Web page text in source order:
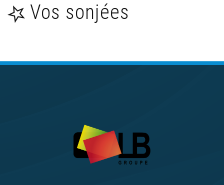
Un chaod Mantè ? ❄️ - Galichon
A matin - Galichon
Vos sonjées